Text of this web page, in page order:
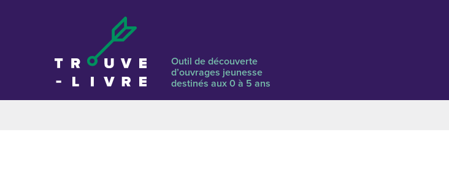
Outil de découverte
d’ouvrages jeunesse
destinés aux 0 à 5 ans